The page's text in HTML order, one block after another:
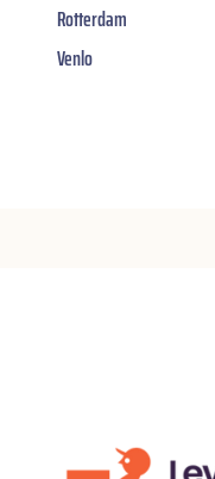
Rotterdam
Venlo